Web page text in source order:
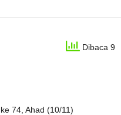
Dibaca 9
Ahad (10/11)